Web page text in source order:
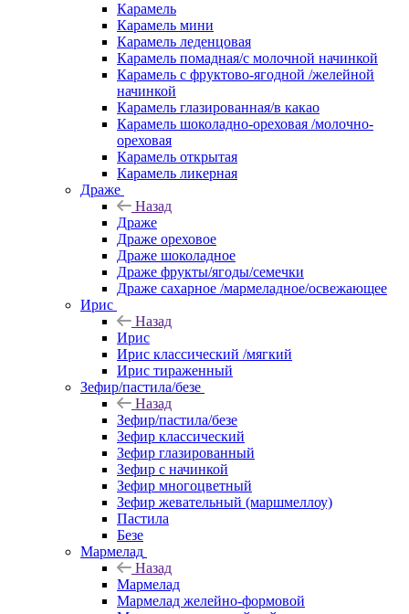
Карамель
Карамель мини
Карамель леденцовая
Карамель помадная/с молочной начинкой
Карамель с фруктово-ягодной /желейной
начинкой
Карамель глазированная/в какао
Карамель шоколадно-ореховая /молочно-
ореховая
Карамель открытая
Карамель ликерная
Драже
Назад
Драже
Драже ореховое
Драже шоколадное
Драже фрукты/ягоды/семечки
Драже сахарное /мармеладное/освежающее
Ирис
Назад
Ирис
Ирис классический /мягкий
Ирис тираженный
Зефир/пастила/безе
Назад
Зефир/пастила/безе
Зефир классический
Зефир глазированный
Зефир с начинкой
Зефир многоцветный
Зефир жевательный (маршмеллоу)
Пастила
Безе
Мармелад
Назад
Мармелад
Мармелад желейно-формовой